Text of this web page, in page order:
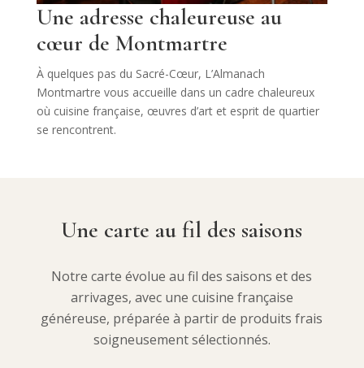
Une adresse chaleureuse au
cœur de Montmartre
À quelques pas du Sacré-Cœur, L’Almanach
Montmartre vous accueille dans un cadre chaleureux
où cuisine française, œuvres d’art et esprit de quartier
se rencontrent.
Une carte au fil des saisons
Notre carte évolue au fil des saisons et des
arrivages, avec une cuisine française
généreuse, préparée à partir de produits frais
soigneusement sélectionnés.